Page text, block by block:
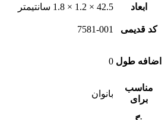
ابعاد
42.5 × 1.2 × 1.8 سانتیمتر
کد قدیمی 7581-001
اضافه طول 0
مناسب
برای
بانوان